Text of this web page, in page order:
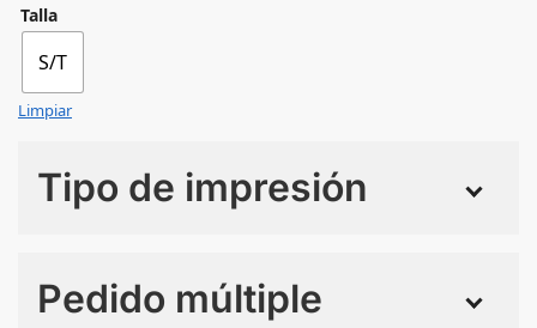
Talla
S/T
Limpiar
Tipo de impresión
Pedido múltiple